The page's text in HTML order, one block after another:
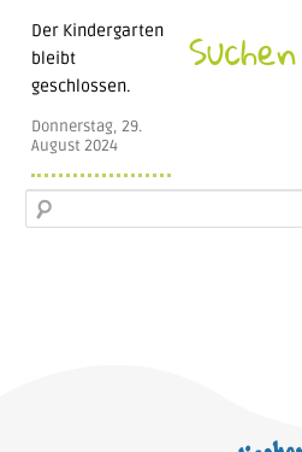
Der Kindergarten
bleibt
geschlossen.
Donnerstag, 29.
August 2024
Suchen